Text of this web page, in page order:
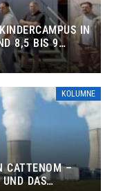
IN
8,5 BIS 9
KOLUMNE
CATTENOM –
DAS